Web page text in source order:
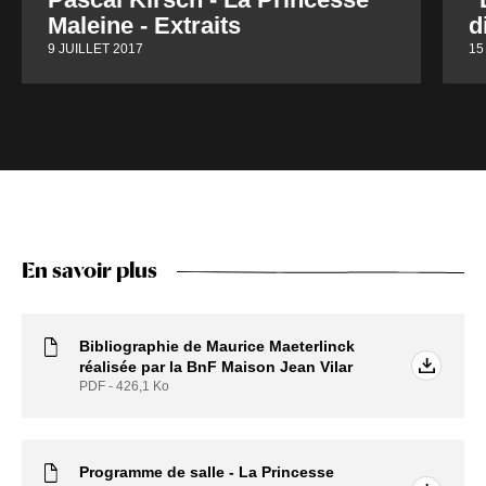
Maleine - Extraits
9 JUILLET 2017
En savoir plus
Bibliographie de Maurice Maeterlinck
réalisée par la BnF Maison Jean Vilar
PDF - 426,1 Ko
Programme de salle - La Princesse